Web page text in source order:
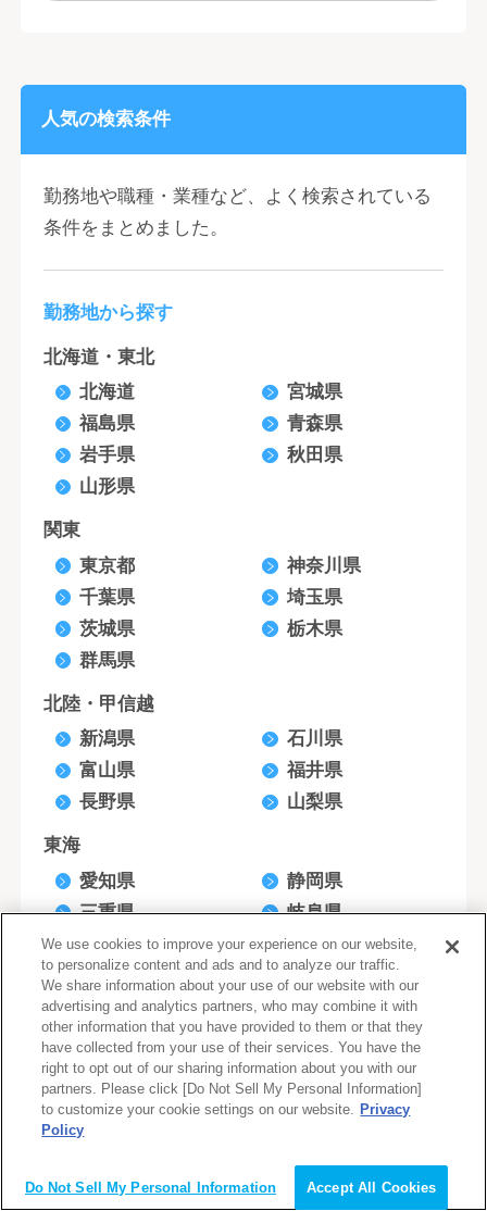
人気の検索条件
勤務地や職種・業種など、よく検索されている
条件をまとめました。
勤務地から探す
北海道・東北
北海道
宮城県
福島県
青森県
岩手県
秋田県
山形県
関東
東京都
神奈川県
千葉県
埼玉県
茨城県
栃木県
群馬県
北陸・甲信越
新潟県
石川県
富山県
福井県
長野県
山梨県
東海
愛知県
静岡県
三重県
岐阜県
近畿
大阪府
京都府
兵庫県
滋賀県
奈良県
和歌山県
中国
広島県
鳥取県
島根県
We use cookies to improve your experience on our website,
to personalize content and ads and to analyze our traffic.
We share information about your use of our website with our
advertising and analytics partners, who may combine it with
other information that you have provided to them or that they
have collected from your use of their services. You have the
right to opt out of our sharing information about you with our
partners. Please click [Do Not Sell My Personal Information]
to customize your cookie settings on our website. Privacy
Policy
Do Not Sell My Personal Information Accept All Cookies